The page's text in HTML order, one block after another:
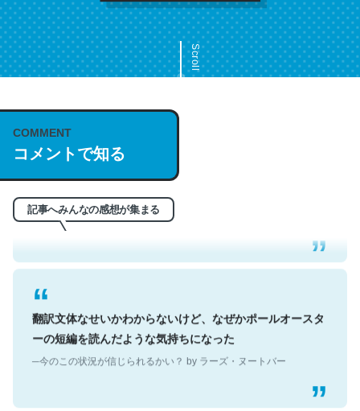
Scroll
COMMENT
コメントで知る
記事へみんなの感想が集まる
これは名文。彼はとてもクレバーなんだろうなと凄く思
う。英語少しでも読める人は原文もお勧め。自分はこの流
─今のこの状況が信じられるかい？ by ラーズ・ヌートバー
翻訳文体なせいかわからないけど、なぜかポールオースタ
ーの短編を読んだような気持ちになった
─今のこの状況が信じられるかい？ by ラーズ・ヌートバー